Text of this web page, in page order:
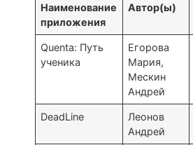
Наименование
приложения
Автор(ы)
Quenta: Путь
ученика
Егорова
Мария,
Мескин
Андрей
DeadLine
Леонов
Андрей